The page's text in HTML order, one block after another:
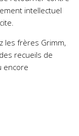
intellectuel
les frères Grimm,
recueils de
encore